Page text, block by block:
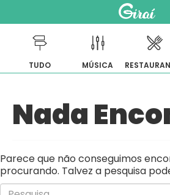
para
o
conteúdo
TUDO MÚSICA
Nada
Parece que não conseguimos
procurando. Talvez a pesquisa